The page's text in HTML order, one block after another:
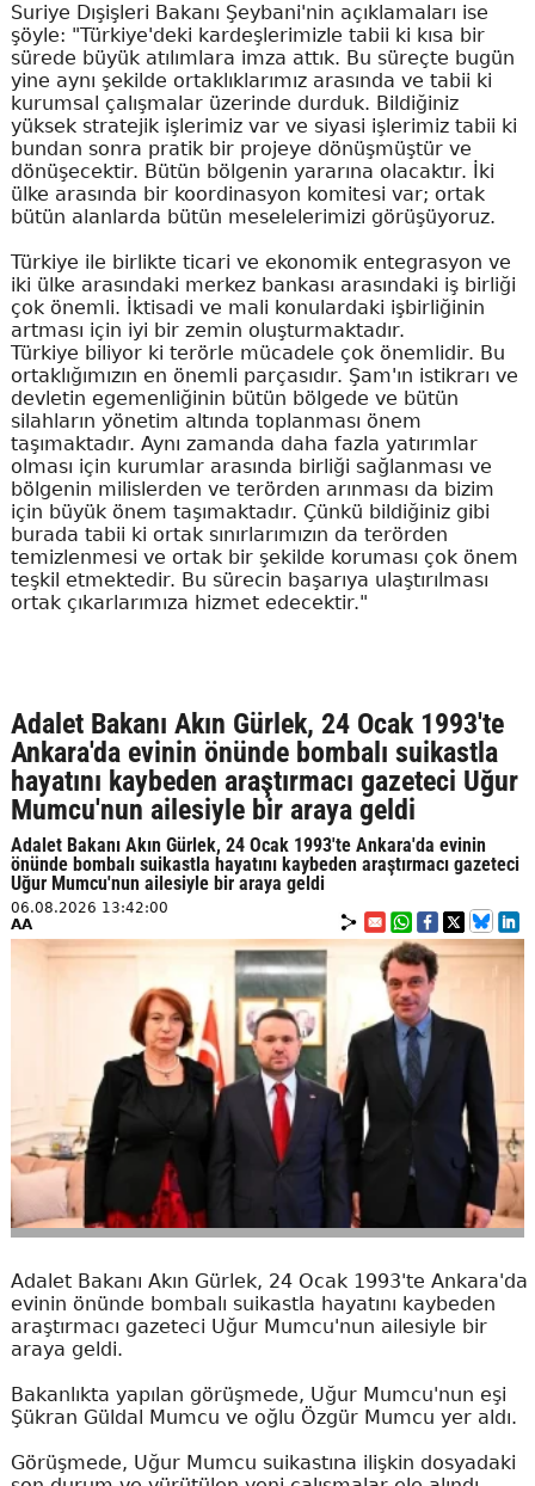
Suriye Dışişleri Bakanı Şeybani'nin açıklamaları ise
şöyle: "Türkiye'deki kardeşlerimizle tabii ki kısa bir
sürede büyük atılımlara imza attık. Bu süreçte bugün
yine aynı şekilde ortaklıklarımız arasında ve tabii ki
kurumsal çalışmalar üzerinde durduk. Bildiğiniz
yüksek stratejik işlerimiz var ve siyasi işlerimiz tabii ki
bundan sonra pratik bir projeye dönüşmüştür ve
dönüşecektir. Bütün bölgenin yararına olacaktır. İki
ülke arasında bir koordinasyon komitesi var; ortak
bütün alanlarda bütün meselelerimizi görüşüyoruz.
Türkiye ile birlikte ticari ve ekonomik entegrasyon ve
iki ülke arasındaki merkez bankası arasındaki iş birliği
çok önemli. İktisadi ve mali konulardaki işbirliğinin
artması için iyi bir zemin oluşturmaktadır.
Türkiye biliyor ki terörle mücadele çok önemlidir. Bu
ortaklığımızın en önemli parçasıdır. Şam'ın istikrarı ve
devletin egemenliğinin bütün bölgede ve bütün
silahların yönetim altında toplanması önem
taşımaktadır. Aynı zamanda daha fazla yatırımlar
olması için kurumlar arasında birliği sağlanması ve
bölgenin milislerden ve terörden arınması da bizim
için büyük önem taşımaktadır. Çünkü bildiğiniz gibi
burada tabii ki ortak sınırlarımızın da terörden
temizlenmesi ve ortak bir şekilde koruması çok önem
teşkil etmektedir. Bu sürecin başarıya ulaştırılması
ortak çıkarlarımıza hizmet edecektir."
Adalet Bakanı Akın Gürlek, 24 Ocak 1993'te
Ankara'da evinin önünde bombalı suikastla
hayatını kaybeden araştırmacı gazeteci Uğur
Mumcu'nun ailesiyle bir araya geldi
Adalet Bakanı Akın Gürlek, 24 Ocak 1993'te Ankara'da evinin
önünde bombalı suikastla hayatını kaybeden araştırmacı gazeteci
Uğur Mumcu'nun ailesiyle bir araya geldi
06.08.2026 13:42:00
AA
Adalet Bakanı Akın Gürlek, 24 Ocak 1993'te Ankara'da
evinin önünde bombalı suikastla hayatını kaybeden
araştırmacı gazeteci Uğur Mumcu'nun ailesiyle bir
araya geldi.
Bakanlıkta yapılan görüşmede, Uğur Mumcu'nun eşi
Şükran Güldal Mumcu ve oğlu Özgür Mumcu yer aldı.
Görüşmede, Uğur Mumcu suikastına ilişkin dosyadaki